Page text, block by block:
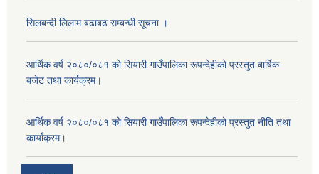
सिलबन्दी लिलाम बढाबढ सम्बन्धी सूचना ।
आर्थिक वर्ष २०८०/०८१ को सियारी गाउँपालिका रूपन्देहीको प्रस्तुत बार्षिक
बजेट तथा कार्यक्रम।
आर्थिक वर्ष २०८०/०८१ को सियारी गाउँपालिका रूपन्देहीको प्रस्तुत नीति तथा
कार्याक्रम।